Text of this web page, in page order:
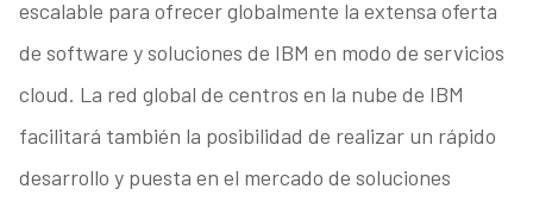
escalable para ofrecer globalmente la extensa oferta
de software y soluciones de IBM en modo de servicios
cloud. La red global de centros en la nube de IBM
facilitará también la posibilidad de realizar un rápido
desarrollo y puesta en el mercado de soluciones